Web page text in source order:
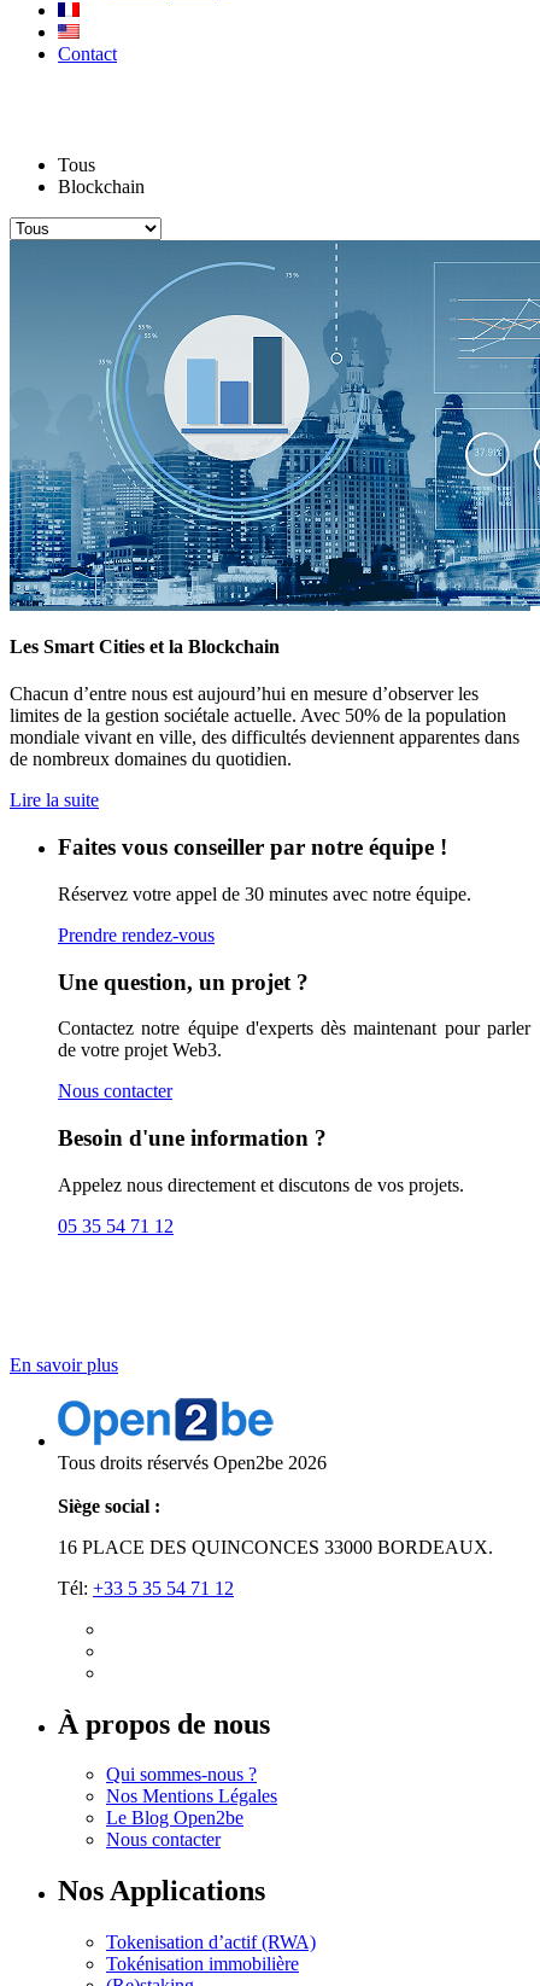
Contact
Tous
Blockchain
Les Smart Cities et la Blockchain
Chacun d’entre nous est aujourd’hui en mesure d’observer les
limites de la gestion sociétale actuelle. Avec 50% de la population
mondiale vivant en ville, des difficultés deviennent apparentes dans
de nombreux domaines du quotidien.
Lire la suite
Faites vous conseiller par notre équipe !
Réservez votre appel de 30 minutes avec notre équipe.
Prendre rendez-vous
Une question, un projet ?
Contactez notre équipe d'experts dès maintenant pour parler
de votre projet Web3.
Nous contacter
Besoin d'une information ?
Appelez nous directement et discutons de vos projets.
05 35 54 71 12
En savoir plus
Tous droits réservés Open2be 2026
Siège social :
16 PLACE DES QUINCONCES 33000 BORDEAUX.
Tél: +33 5 35 54 71 12
À propos de nous
Qui sommes-nous ?
Nos Mentions Légales
Le Blog Open2be
Nous contacter
Nos Applications
Tokenisation d’actif (RWA)
Tokénisation immobilière